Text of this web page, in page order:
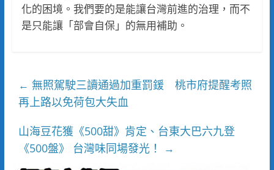
化的困境。我們要的是能讓台灣前進的治理，而不
是只能讓「部會自保」的無用補助。
← 無照駕駛三讀通過加重罰鍰 桃市府提醒考照
再上路以免荷包大失血
山海豆花獲《500甜》肯定、台東大巴六九登
《500盤》 台灣味同場發光！
→